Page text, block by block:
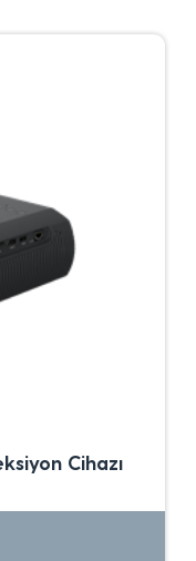
Cihazı